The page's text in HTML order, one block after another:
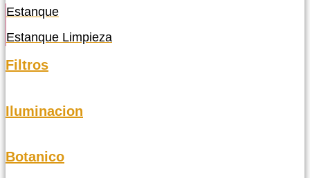
Estanque
Estanque Limpieza
Filtros
Iluminacion
Botanico